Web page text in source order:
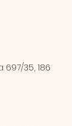
697/35, 186